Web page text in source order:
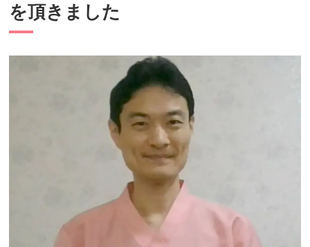
を頂きました